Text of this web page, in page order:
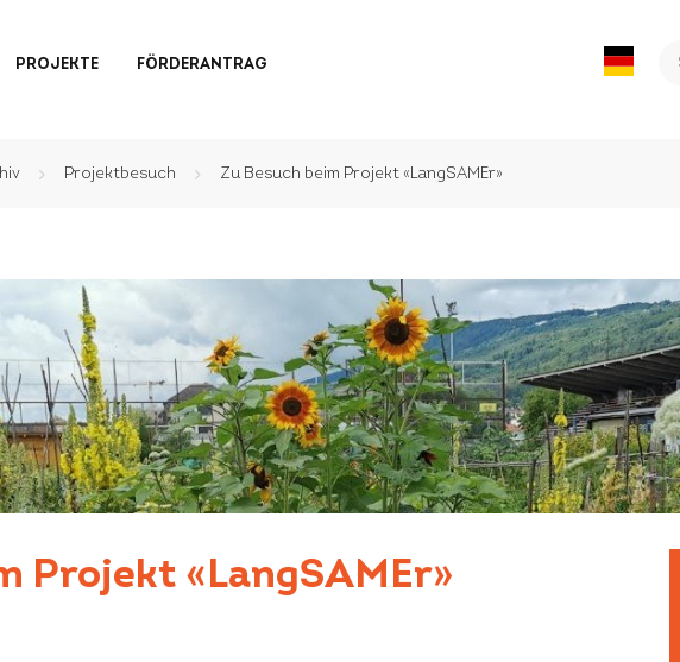
PROJEKTE FÖRDERANTRAG
Projektbesuch Zu Besuch beim Projekt «LangSAMEr»
Projekt «LangSAMEr»